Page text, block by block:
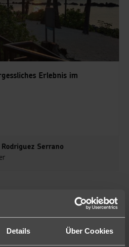
Details Über Cookies
Erlebnis im
Serrano